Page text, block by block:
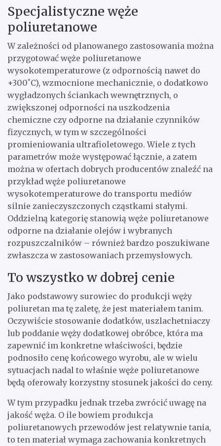
Specjalistyczne węże
poliuretanowe
W zależności od planowanego zastosowania można
przygotować węże poliuretanowe
wysokotemperaturowe (z odpornością nawet do
+300˚C), wzmocnione mechanicznie, o dodatkowo
wygładzonych ściankach wewnętrznych, o
zwiększonej odporności na uszkodzenia
chemiczne czy odporne na działanie czynników
fizycznych, w tym w szczególności
promieniowania ultrafioletowego. Wiele z tych
parametrów może występować łącznie, a zatem
można w ofertach dobrych producentów znaleźć na
przykład węże poliuretanowe
wysokotemperaturowe do transportu mediów
silnie zanieczyszczonych cząstkami stałymi.
Oddzielną kategorię stanowią węże poliuretanowe
odporne na działanie olejów i wybranych
rozpuszczalników – również bardzo poszukiwane
zwłaszcza w zastosowaniach przemysłowych.
To wszystko w dobrej cenie
Jako podstawowy surowiec do produkcji węży
poliuretan ma tę zaletę, że jest materiałem tanim.
Oczywiście stosowanie dodatków, uszlachetniaczy
lub poddanie węży dodatkowej obróbce, która ma
zapewnić im konkretne właściwości, będzie
podnosiło cenę końcowego wyrobu, ale w wielu
sytuacjach nadal to właśnie węże poliuretanowe
będą oferowały korzystny stosunek jakości do ceny.
W tym przypadku jednak trzeba zwrócić uwagę na
jakość węża. O ile bowiem produkcja
poliuretanowych przewodów jest relatywnie tania,
to ten materiał wymaga zachowania konkretnych